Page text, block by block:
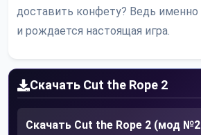
доставить конфету? Ведь
и рождается настоящая игра.
Скачать Cut the Rope 2
Скачать Cut the Rope 2 (мод